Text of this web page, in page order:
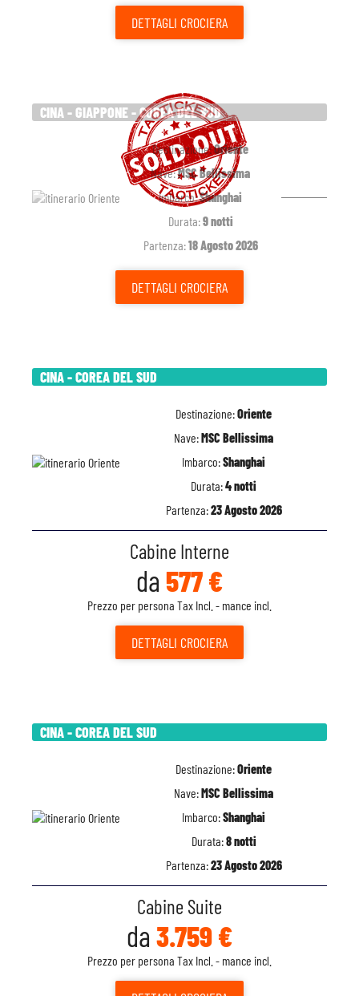
DETTAGLI CROCIERA
CINA - GIAPPONE - COREA DEL SUD
Destinazione:Oriente
Nave:MSC Bellissima
Imbarco:Shanghai
Durata:9 notti
Partenza:18 Agosto 2026
DETTAGLI CROCIERA
CINA - COREA DEL SUD
Destinazione:Oriente
Nave:MSC Bellissima
Imbarco:Shanghai
Durata:4 notti
Partenza:23 Agosto 2026
Cabine Interne
da 577 €
Prezzo per persona Tax Incl. - mance incl.
DETTAGLI CROCIERA
CINA - COREA DEL SUD
Destinazione:Oriente
Nave:MSC Bellissima
Imbarco:Shanghai
Durata:8 notti
Partenza:23 Agosto 2026
Cabine Suite
da 3.759 €
Prezzo per persona Tax Incl. - mance incl.